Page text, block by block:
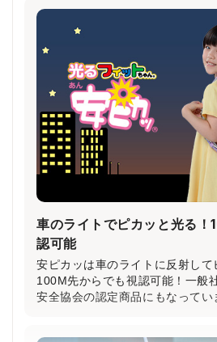
鎖骨から大胸筋へかかる圧力
（当社比）
柔らかいクッション＆特許登録さ
ションによって、肩への圧力が分
が軽減されます。
車のライトでピカッと光る
認可能
安ピカッは車のライトに反射して
100M先からでも視認可能！一般
安全協会の認定商品にもなってい